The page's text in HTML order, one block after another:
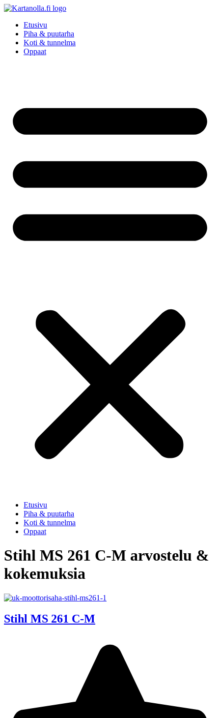
Mene
Etusivu
Piha & puutarha
Koti & tunnelma
Oppaat
Etusivu
Piha & puutarha
Koti & tunnelma
Oppaat
Stihl MS 261 C-M arvostelu &
kokemuksia
Stihl MS 261 C-M